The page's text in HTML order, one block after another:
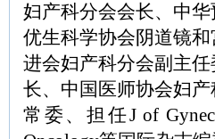
妇产科分会会长、中
优生科学协会阴道镜
进会妇产科分会副主
长、中国医师协会妇
常委、担任J of